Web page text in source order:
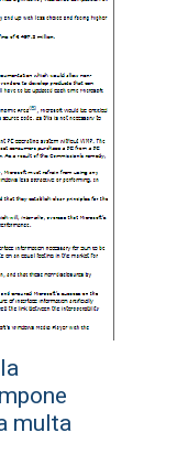
multa